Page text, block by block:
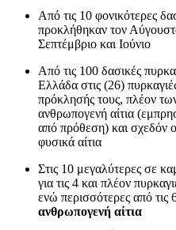
Από τις 10 φονικότερες
προκλήθηκαν τον
Σεπτέμβριο και Ιούνιο
Από τις 100 δασικές
Ελλάδα στις (26)
πρόκλησής τους, πλέον
ανθρωπογενή αίτια
από πρόθεση) και σχεδόν
φυσικά αίτια
Στις 10 μεγαλύτερες σε
για τις 4 και πλέον
ενώ περισσότερες από τις
ανθρωπογενή αίτια